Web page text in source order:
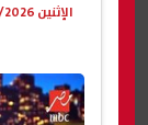
الإثنين 15/06/2026 03:14 ص